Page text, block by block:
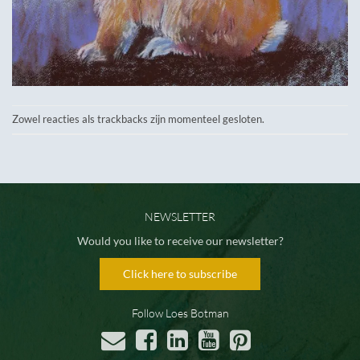
Zowel reacties als trackbacks zijn momenteel gesloten.
NEWSLETTER
Would you like to receive our newsletter?
Click here to subscribe
Follow Loes Botman